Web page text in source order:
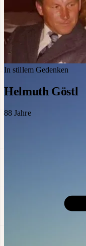
In stillem Gedenken
Helmuth Göstl
88 Jahre